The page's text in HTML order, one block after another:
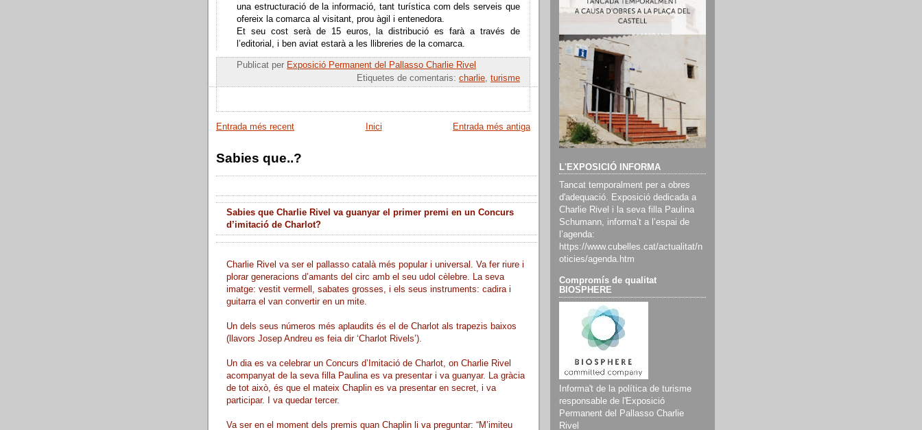
una estructuració de la informació, tant turística com dels serveis que
ofereix la comarca al visitant, prou àgil i entenedora.
Et seu cost serà de 15 euros, la distribució es farà a través de
l’editorial, i ben aviat estarà a les llibreries de la comarca.
Publicat per Exposició Permanent del Pallasso Charlie Rivel
Etiquetes de comentaris: charlie, turisme
Entrada més recent Entrada més antiga
Inici
Sabies que..?
Sabies que Charlie Rivel va guanyar el primer premi en un Concurs
d’imitació de Charlot?
Charlie Rivel va ser el pallasso català més popular i universal. Va fer riure i
plorar generacions d’amants del circ amb el seu udol cèlebre. La seva
imatge: vestit vermell, sabates grosses, i els seus instruments: cadira i
guitarra el van convertir en un mite.
Un dels seus números més aplaudits és el de Charlot als trapezis baixos
(llavors Josep Andreu es feia dir ‘Charlot Rivels’).
Un dia es va celebrar un Concurs d’Imitació de Charlot, on Charlie Rivel
acompanyat de la seva filla Paulina es va presentar i va guanyar. La gràcia
de tot això, és que el mateix Chaplin es va presentar en secret, i va
participar. I va quedar tercer.
Va ser en el moment dels premis quan Chaplin li va preguntar: “M’imiteu
L'EXPOSICIÓ INFORMA
Tancat temporalment per a obres
d'adequació. Exposició dedicada a
Charlie Rivel i la seva filla Paulina
Schumann, informa’t a l’espai de
l’agenda:
https://www.cubelles.cat/actualitat/n
oticies/agenda.htm
Compromís de qualitat
BIOSPHERE
Informa't de la política de turisme
responsable de l'Exposició
Permanent del Pallasso Charlie
Rivel